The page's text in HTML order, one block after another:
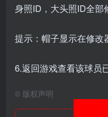
身照ID，大头照ID全部
提示：帽子显示在修改
6.返回游戏查看该球员
© 版权声明